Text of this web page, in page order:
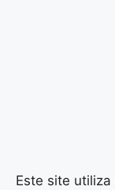
Este site